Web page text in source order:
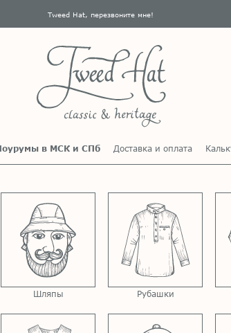
Tweed Hat, перезвоните мне!
в МСК и СПб Доставка и оплата
Шляпы Рубашки